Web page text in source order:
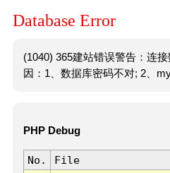
Database Error
(1040) 365建站错误警告：连
因：1、数据库密码不对; 2、
PHP Debug
No. File